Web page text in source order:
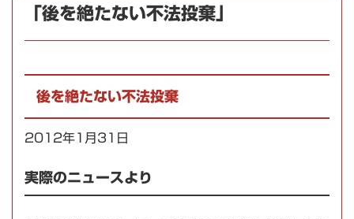
「後を絶たない不法投棄」
後を絶たない不法投棄
2012年1月31日
実際のニュースより